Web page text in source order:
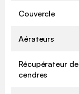
Couvercle
Aérateurs
Récupérateur de
cendres